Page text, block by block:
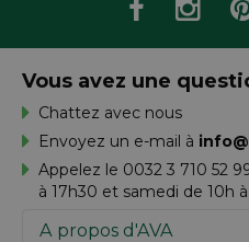
A propos d'AVA
Vous avez une
Chattez avec nous
Envoyez un e-mail à
Appelez le 0032 3 710 52
à 17h30 et samedi de 10h à